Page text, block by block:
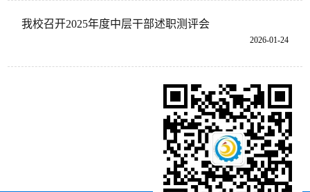
我校召开2025年度中层干部述职测评会
2026-01-24